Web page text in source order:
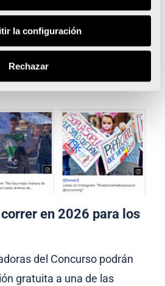
la configuración
Rechazar
con estos criterios de
y creatividad, así
a la temática running, se
de @alcuecar y
en 2026 para los
del Concurso podrán
gratuita a una de las